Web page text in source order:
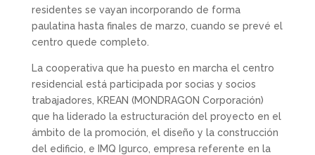
residentes se vayan incorporando de forma
paulatina hasta finales de marzo, cuando se prevé el
centro quede completo.
La cooperativa que ha puesto en marcha el centro
residencial está participada por socias y socios
trabajadores, KREAN (MONDRAGON Corporación)
que ha liderado la estructuración del proyecto en el
ámbito de la promoción, el diseño y la construcción
del edificio, e IMQ Igurco, empresa referente en la